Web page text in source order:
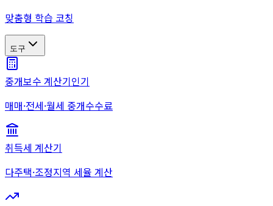
맞춤형 학습 코칭
도구
중개보수 계산기인기
매매·전세·월세 중개수수료
취득세 계산기
다주택·조정지역 세율 계산